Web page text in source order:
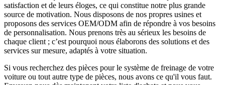
satisfaction et de leurs éloges, ce qui constitue notre plus grande
source de motivation. Nous disposons de nos propres usines et
proposons des services OEM/ODM afin de répondre à vos besoins
de personnalisation. Nous prenons très au sérieux les besoins de
chaque client ; c’est pourquoi nous élaborons des solutions et des
services sur mesure, adaptés à votre situation.
Si vous recherchez des pièces pour le système de freinage de votre
voiture ou tout autre type de pièces, nous avons ce qu'il vous faut.